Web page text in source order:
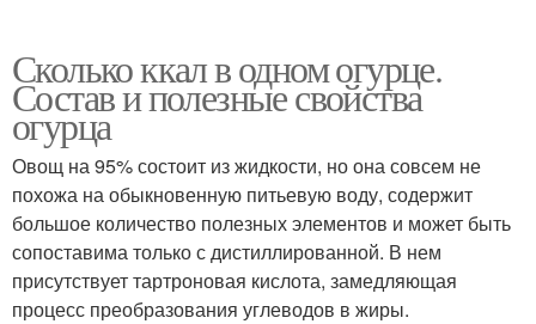
Сколько ккал в одном огурце.
Состав и полезные свойства
огурца
Овощ на 95% состоит из жидкости, но она совсем не
похожа на обыкновенную питьевую воду, содержит
большое количество полезных элементов и может быть
сопоставима только с дистиллированной. В нем
присутствует тартроновая кислота, замедляющая
процесс преобразования углеводов в жиры.